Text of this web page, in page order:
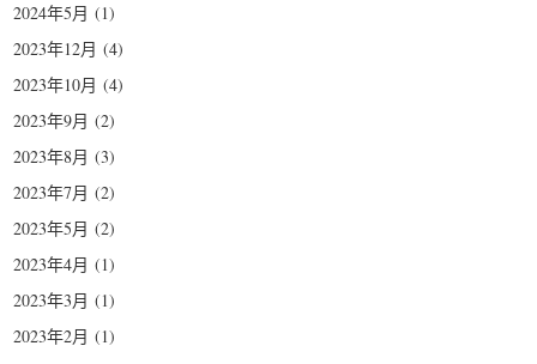
2024年5月 (1)
2023年12月 (4)
2023年10月 (4)
2023年9月 (2)
2023年8月 (3)
2023年7月 (2)
2023年5月 (2)
2023年4月 (1)
2023年3月 (1)
2023年2月 (1)